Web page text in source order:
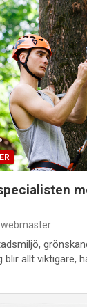
webmaster
blir allt viktigare,